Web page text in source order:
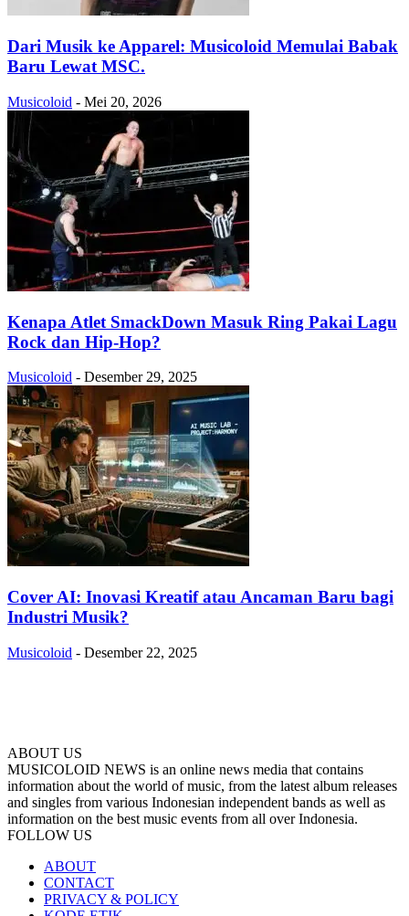
Dari Musik ke Apparel: Musicoloid Memulai Babak
Baru Lewat MSC.
Musicoloid - Mei 20, 2026
Kenapa Atlet SmackDown Masuk Ring Pakai Lagu
Rock dan Hip-Hop?
Musicoloid - Desember 29, 2025
Cover AI: Inovasi Kreatif atau Ancaman Baru bagi
Industri Musik?
Musicoloid - Desember 22, 2025
ABOUT US
MUSICOLOID NEWS is an online news media that contains
information about the world of music, from the latest album releases
and singles from various Indonesian independent bands as well as
information on the best music events from all over Indonesia.
FOLLOW US
ABOUT
CONTACT
PRIVACY & POLICY